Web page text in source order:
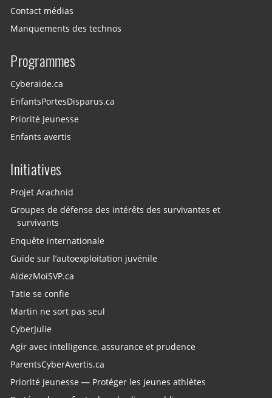
Contact médias
Manquements des technos
Programmes
Cyberaide.ca
EnfantsPortesDisparus.ca
Priorité Jeunesse
Enfants avertis
Initiatives
Projet Arachnid
Groupes de défense des intérêts des survivantes et
survivants
Enquête internationale
Guide sur l’autoexploitation juvénile
AidezMoiSVP.ca
Tatie se confie
Martin ne sort pas seul
CyberJulie
Agir avec intelligence, assurance et prudence
ParentsCyberAvertis.ca
Priorité Jeunesse — Protéger les jeunes athlètes